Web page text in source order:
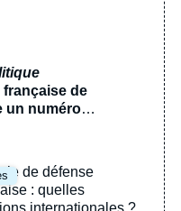
de
un numéro
numéro
monde
de défense
: quelles
internationales ?